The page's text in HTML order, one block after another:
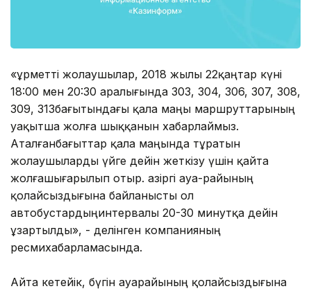
«Құрметті жолаушылар, 2018 жылы 22қаңтар күні
18:00 мен 20:30 аралығында 303, 304, 306, 307, 308,
309, 313бағытындағы қала маңы маршруттарының
уақытша жолға шыққанын хабарлаймыз.
Аталғанбағыттар қала маңында тұратын
жолаушыларды үйге дейін жеткізу үшін қайта
жолғашығарылып отыр. Қазіргі ауа-райының
қолайсыздығына байланысты ол
автобустардыңинтервалы 20-30 минутқа дейін
ұзартылды», - делінген компанияның
ресмихабарламасында.
Айта кетейік, бүгін ауарайының қолайсыздығына